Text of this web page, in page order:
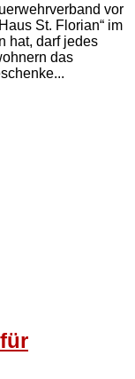
vor
St. Florian“ im
hat, darf jedes
das